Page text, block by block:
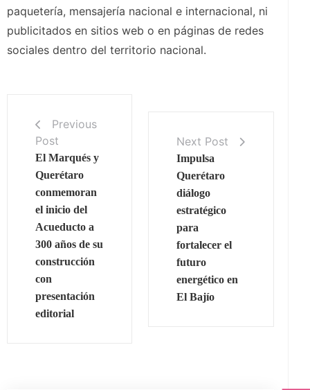
paquetería, mensajería nacional e internacional, ni
publicitados en sitios web o en páginas de redes
sociales dentro del territorio nacional.
Previous
Post
El Marqués y
Querétaro
conmemoran
el inicio del
Acueducto a
300 años de su
construcción
con
presentación
editorial
Next Post
Impulsa
Querétaro
diálogo
estratégico
para
fortalecer el
futuro
energético en
El Bajío